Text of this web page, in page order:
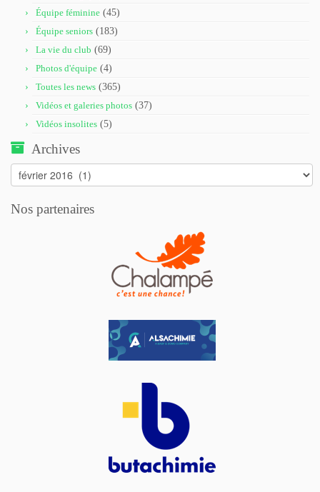
Équipe féminine (45)
Équipe seniors (183)
La vie du club (69)
Photos d'équipe (4)
Toutes les news (365)
Vidéos et galeries photos (37)
Vidéos insolites (5)
Archives
Archives
Nos partenaires